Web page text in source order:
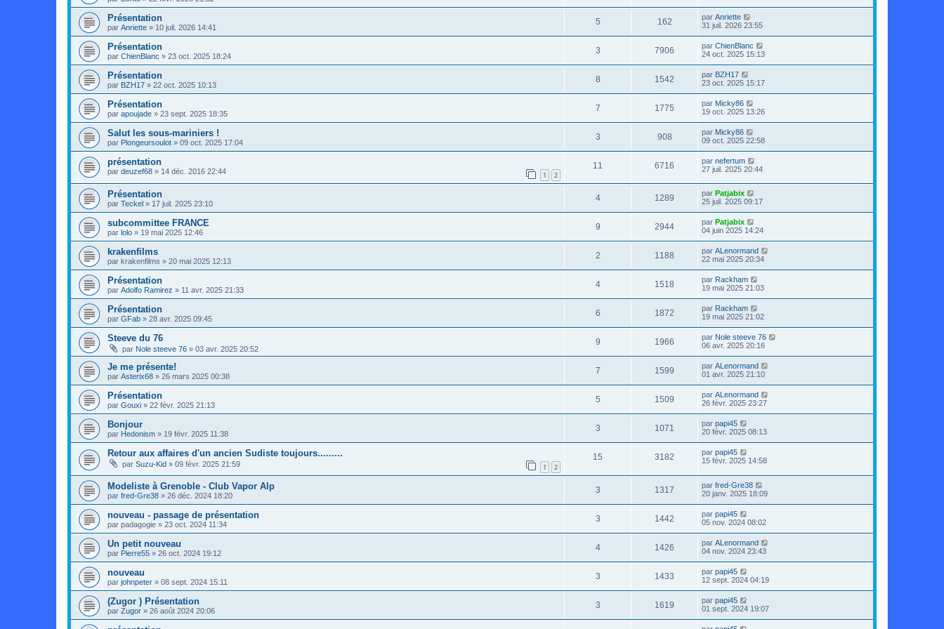
Présentation
par Anriette » 10 juil. 2026 14:41
5 162 par Anriette
31 juil. 2026 23:55
Présentation
par ChienBlanc » 23 oct. 2025 18:24
3 7906 par ChienBlanc
24 oct. 2025 15:13
Présentation
par BZH17 » 22 oct. 2025 10:13
8 1542 par BZH17
23 oct. 2025 15:17
Présentation
par apoujade » 23 sept. 2025 18:35
7 1775 par Micky86
19 oct. 2025 13:26
Salut les sous-mariniers !
par Plongeursoulot » 09 oct. 2025 17:04
3 908 par Micky86
09 oct. 2025 22:58
présentation
par deuzef68 » 14 déc. 2016 22:44 1 2
11 6716 par nefertum
27 juil. 2025 20:44
Présentation
par Teckel » 17 juil. 2025 23:10
4 1289 par Patjabix
25 juil. 2025 09:17
subcommittee FRANCE
par lolo » 19 mai 2025 12:46
9 2944 par Patjabix
04 juin 2025 14:24
krakenfilms
par krakenfilms » 20 mai 2025 12:13
2 1188 par ALenormand
22 mai 2025 20:34
Présentation
par Adolfo Ramirez » 11 avr. 2025 21:33
4 1518 par Rackham
19 mai 2025 21:03
Présentation
par GFab » 28 avr. 2025 09:45
6 1872 par Rackham
19 mai 2025 21:02
Steeve du 76
par Nole steeve 76 » 03 avr. 2025 20:52
9 1966 par Nole steeve 76
06 avr. 2025 20:16
Je me présente!
par Asterix68 » 26 mars 2025 00:38
7 1599 par ALenormand
01 avr. 2025 21:10
Présentation
par Gouxi » 22 févr. 2025 21:13
5 1509 par ALenormand
26 févr. 2025 23:27
Bonjour
par Hedonism » 19 févr. 2025 11:38
3 1071 par papi45
20 févr. 2025 08:13
Retour aux affaires d'un ancien Sudiste toujours.........
par Suzu-Kid » 09 févr. 2025 21:59 1 2
15 3182 par papi45
15 févr. 2025 14:58
Modeliste à Grenoble - Club Vapor Alp
par fred-Gre38 » 26 déc. 2024 18:20
3 1317 par fred-Gre38
20 janv. 2025 18:09
nouveau - passage de présentation
par padagogie » 23 oct. 2024 11:34
3 1442 par papi45
05 nov. 2024 08:02
Un petit nouveau
par Pierre55 » 26 oct. 2024 19:12
4 1426 par ALenormand
04 nov. 2024 23:43
nouveau
par johnpeter » 08 sept. 2024 15:11
3 1433 par papi45
12 sept. 2024 04:19
(Zugor ) Présentation
par Zugor » 26 août 2024 20:06
3 1619 par papi45
01 sept. 2024 19:07